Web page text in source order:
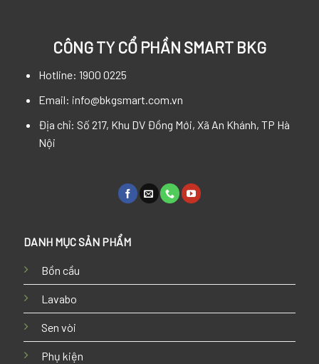
CÔNG TY CỔ PHẦN SMART BKG
Hotline: 1900 0225
Email: info@bkgsmart.com.vn
Địa chỉ: Số 217, Khu DV Đồng Mới, Xã An Khánh, TP Hà
Nội
DANH MỤC SẢN PHẨM
Bồn cầu
Lavabo
Sen vòi
Phụ kiện